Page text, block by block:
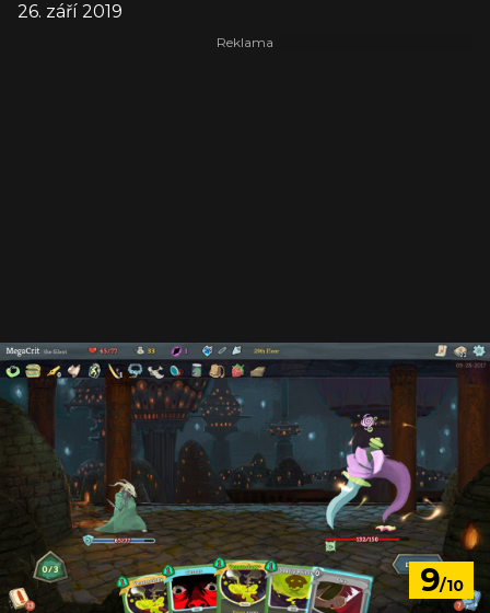
26. září 2019
9/10